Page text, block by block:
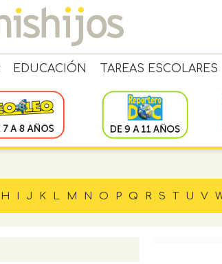
EDUCACIÓN TAREAS ESCOLARES
H I J K L M N O P Q R S T U V